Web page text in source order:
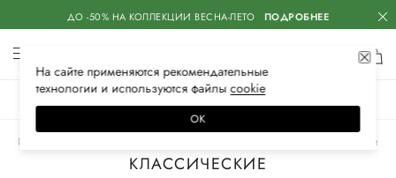
ДО -50% НА КОЛЛЕКЦИИ ВЕСНА-ЛЕТО ПОДРОБНЕЕ
Главная Пиджаки
КЛАССИЧЕСКИЕ
На сайте применяются рекомендательные
технологии и используются файлысооkiе
ОК